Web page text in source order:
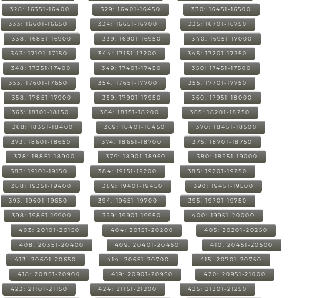
328: 16351-16400 329: 16401-16450 330: 16451-16500
333: 16601-16650 334: 16651-16700 335: 16701-16750
338: 16851-16900 339: 16901-16950 340: 16951-17000
343: 17101-17150 344: 17151-17200 345: 17201-17250
348: 17351-17400 349: 17401-17450 350: 17451-17500
353: 17601-17650 354: 17651-17700 355: 17701-17750
358: 17851-17900 359: 17901-17950 360: 17951-18000
363: 18101-18150 364: 18151-18200 365: 18201-18250
368: 18351-18400 369: 18401-18450 370: 18451-18500
373: 18601-18650 374: 18651-18700 375: 18701-18750
378: 18851-18900 379: 18901-18950 380: 18951-19000
383: 19101-19150 384: 19151-19200 385: 19201-19250
388: 19351-19400 389: 19401-19450 390: 19451-19500
393: 19601-19650 394: 19651-19700 395: 19701-19750
398: 19851-19900 399: 19901-19950 400: 19951-20000
403: 20101-20150 404: 20151-20200 405: 20201-20250
408: 20351-20400 409: 20401-20450 410: 20451-20500
413: 20601-20650 414: 20651-20700 415: 20701-20750
418: 20851-20900 419: 20901-20950 420: 20951-21000
423: 21101-21150 424: 21151-21200 425: 21201-21250